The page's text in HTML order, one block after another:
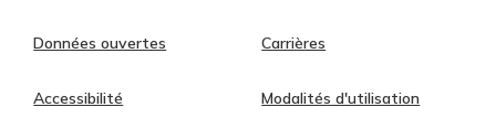
Données ouvertes Carrières
Accessibilité Modalités d'utilisation